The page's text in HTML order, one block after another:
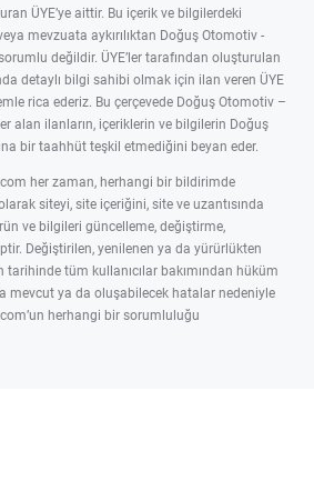
ÜYE’ye aittir. Bu içerik ve bilgilerdeki
mevzuata aykırılıktan Doğuş Otomotiv -
değildir. ÜYE’ler tarafından oluşturulan
detaylı bilgi sahibi olmak için ilan veren ÜYE
rica ederiz. Bu çerçevede Doğuş Otomotiv –
alan ilanların, içeriklerin ve bilgilerin Doğuş
bir taahhüt teşkil etmediğini beyan eder.
her zaman, herhangi bir bildirimde
siteyi, site içeriğini, site ve uzantısında
ve bilgileri güncelleme, değiştirme,
Değiştirilen, yenilenen ya da yürürlükten
tarihinde tüm kullanıcılar bakımından hüküm
mevcut ya da oluşabilecek hatalar nedeniyle
herhangi bir sorumluluğu